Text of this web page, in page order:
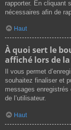
rapporter. En cliquant
nécessaires afin de
Haut
À quoi sert le
affiché lors de
Il vous permet
souhaitez finaliser et
messages
de l’utilisateur.
Haut